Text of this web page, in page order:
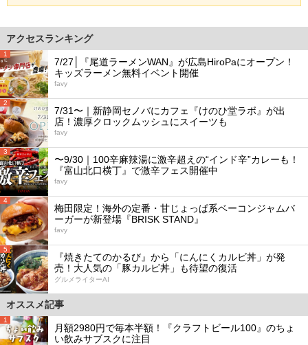
アクセスランキング
1
7/27│『尾道ラーメンWAN』が広島HiroPaにオープン！
キッズラーメン無料イベント開催
favy
2
7/31〜｜新静岡セノバにカフェ『けのひ堂ラボ』が出
店！濃厚クロックムッシュにスイーツも
favy
3
〜9/30｜100辛麻辣湯に激辛超えの“インド辛”カレーも！
『富山北口横丁』で激辛フェス開催中
favy
4
梅田限定！海外の定番・甘じょっぱ系ベーコンジャムバ
ーガーが新登場『BRISK STAND』
favy
5
『焼きたてのかるび』から「にんにくカルビ丼」が発
売！大人気の「豚カルビ丼」も待望の復活
グルメライターAI
オススメ記事
1
月額2980円で毎本半額！『クラフトビール100』のちょ
い飲みサブスクに注目